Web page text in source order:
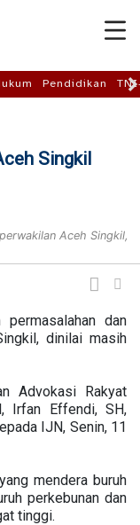
Pendidikan
Singkil
Aceh Singkil,
dan
dinilai masih
Advokasi Rakyat
Irfan Effendi, SH,
IJN, Senin, 11
mendera buruh
perkebunan dan
tinggi.